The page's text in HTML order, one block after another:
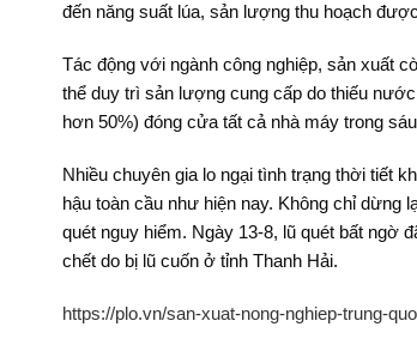
đến năng suất lúa, sản lượng thu hoạch
Tác động với ngành công nghiệp, sản xuất
thể duy trì sản lượng cung cấp do thiếu
hơn 50%) đóng cửa tất cả nhà máy trong
Nhiều chuyên gia lo ngại tình trạng thời tiết
hậu toàn cầu như hiện nay. Không chỉ
quét nguy hiểm. Ngày 13-8, lũ quét bất ngờ
chết do bị lũ cuốn ở tỉnh Thanh Hải.
https://plo.vn/san-xuat-nong-nghiep-trung-